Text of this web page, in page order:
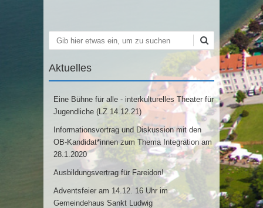
Suchen
Aktuelles
Eine Bühne für alle - interkulturelles Theater für
Jugendliche (LZ 14.12.21)
Informationsvortrag und Diskussion mit den
OB-Kandidat*innen zum Thema Integration am
28.1.2020
Ausbildungsvertrag für Fareidon!
Adventsfeier am 14.12. 16 Uhr im
Gemeindehaus Sankt Ludwig